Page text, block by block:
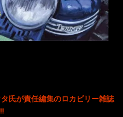
氏が責任編集のロカビリー雑誌